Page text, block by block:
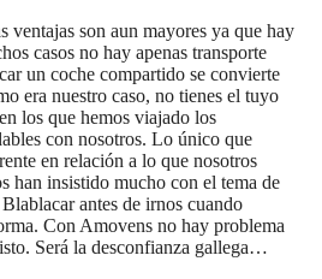
ventajas son aun mayores ya que hay
casos no hay apenas transporte
un coche compartido se convierte
era nuestro caso, no tienes el tuyo
los que hemos viajado los
con nosotros. Lo único que
en relación a lo que nosotros
han insistido mucho con el tema de
antes de irnos cuando
Con Amovens no hay problema
Será la desconfianza gallega…